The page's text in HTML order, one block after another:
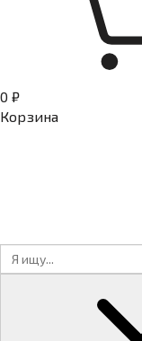
0 ₽
Корзина